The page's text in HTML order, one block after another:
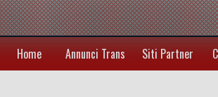
Home Annunci Trans Siti Partner